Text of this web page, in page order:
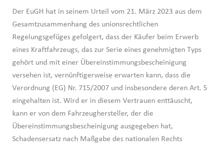
Der EuGH hat in seinem Urteil vom 21. März 2023 aus dem
Gesamtzusammenhang des unionsrechtlichen
Regelungsgefüges gefolgert, dass der Käufer beim Erwerb
eines Kraftfahrzeugs, das zur Serie eines genehmigten Typs
gehört und mit einer Übereinstimmungsbescheinigung
versehen ist, vernünftigerweise erwarten kann, dass die
Verordnung (EG) Nr. 715/2007 und insbesondere deren Art. 5
eingehalten ist. Wird er in diesem Vertrauen enttäuscht,
kann er von dem Fahrzeughersteller, der die
Übereinstimmungsbescheinigung ausgegeben hat,
Schadensersatz nach Maßgabe des nationalen Rechts